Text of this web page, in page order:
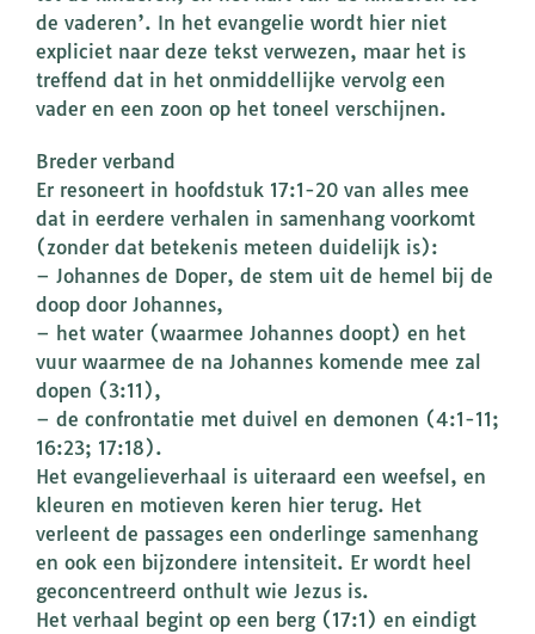
de vaderen’. In het evangelie wordt hier niet
expliciet naar deze tekst verwezen, maar het is
treffend dat in het onmiddellijke vervolg een
vader en een zoon op het toneel verschijnen.
Breder verband
Er resoneert in hoofdstuk 17:1-20 van alles mee
dat in eerdere verhalen in samenhang voorkomt
(zonder dat betekenis meteen duidelijk is):
– Johannes de Doper, de stem uit de hemel bij de
doop door Johannes,
– het water (waarmee Johannes doopt) en het
vuur waarmee de na Johannes komende mee zal
dopen (3:11),
– de confrontatie met duivel en demonen (4:1-11;
16:23; 17:18).
Het evangelieverhaal is uiteraard een weefsel, en
kleuren en motieven keren hier terug. Het
verleent de passages een onderlinge samenhang
en ook een bijzondere intensiteit. Er wordt heel
geconcentreerd onthult wie Jezus is.
Het verhaal begint op een berg (17:1) en eindigt